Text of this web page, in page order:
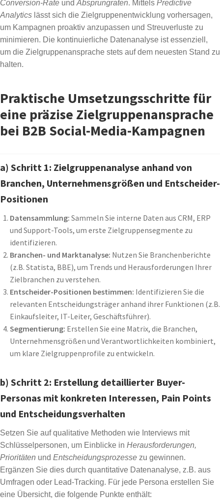
Conversion-Rate und Absprungraten. Mittels Predictive
Analytics lässt sich die Zielgruppenentwicklung vorhersagen,
um Kampagnen proaktiv anzupassen und Streuverluste zu
minimieren. Die kontinuierliche Datenanalyse ist essenziell,
um die Zielgruppenansprache stets auf dem neuesten Stand zu
halten.
Praktische Umsetzungsschritte für
eine präzise Zielgruppenansprache
bei B2B Social-Media-Kampagnen
a) Schritt 1: Zielgruppenanalyse anhand von
Branchen, Unternehmensgrößen und Entscheider-
Positionen
Datensammlung: Sammeln Sie interne Daten aus CRM, ERP
und Support-Tools, um erste Zielgruppensegmente zu
identifizieren.
Branchen- und Marktanalyse: Nutzen Sie Branchenberichte
(z.B. Statista, BBE), um Trends und Herausforderungen Ihrer
Zielbranchen zu verstehen.
Entscheider-Positionen bestimmen: Identifizieren Sie die
relevanten Entscheidungsträger anhand ihrer Funktionen (z.B.
Einkaufsleiter, IT-Leiter, Geschäftsführer).
Segmentierung: Erstellen Sie eine Matrix, die Branchen,
Unternehmensgrößen und Verantwortlichkeiten kombiniert,
um klare Zielgruppenprofile zu entwickeln.
b) Schritt 2: Erstellung detaillierter Buyer-
Personas mit konkreten Interessen, Pain Points
und Entscheidungsverhalten
Setzen Sie auf qualitative Methoden wie Interviews mit
Schlüsselpersonen, um Einblicke in Herausforderungen,
Prioritäten und Entscheidungsprozesse zu gewinnen.
Ergänzen Sie dies durch quantitative Datenanalyse, z.B. aus
Umfragen oder Lead-Tracking. Für jede Persona erstellen Sie
eine Übersicht, die folgende Punkte enthält: